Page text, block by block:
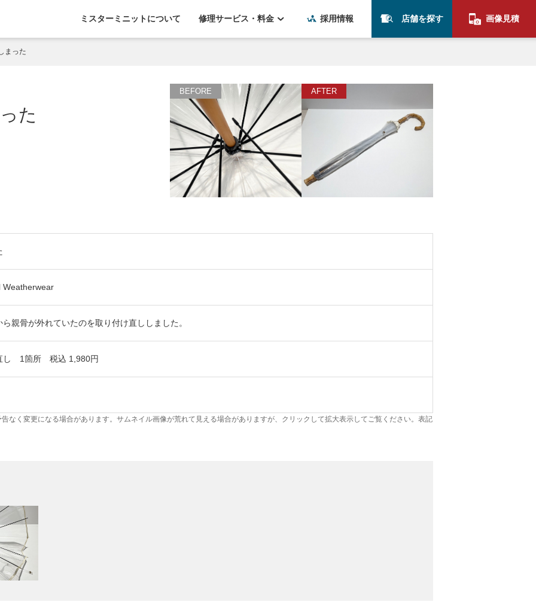
ミスターミニットについて 修理サービス・料金 採用情報 店舗を探す 画像見積
まった
た
Weatherwear
親骨が外れていたのを取り付け直ししました。
し 1箇所 税込 1,980円
なく変更になる場合があります。サムネイル画像が荒れて見える場合がありますが、クリックして拡大表示してご覧ください。表記